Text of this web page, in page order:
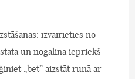
izvairieties no
un nogalina iepriekš
„bet” aizstāt runā ar